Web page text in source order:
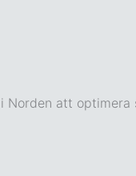
att